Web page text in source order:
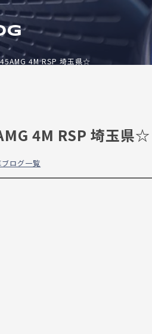
4M RSP 埼玉県☆
4M RSP 埼玉県☆
ログ一覧